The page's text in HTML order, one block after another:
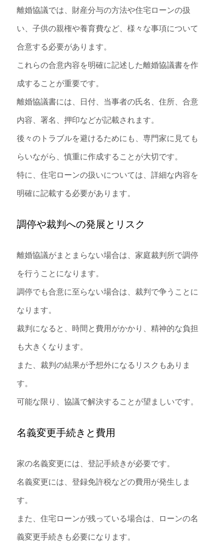
離婚協議では、財産分与の方法や住宅ローンの扱
い、子供の親権や養育費など、様々な事項について
合意する必要があります。
これらの合意内容を明確に記述した離婚協議書を作
成することが重要です。
離婚協議書には、日付、当事者の氏名、住所、合意
内容、署名、押印などが記載されます。
後々のトラブルを避けるためにも、専門家に見ても
らいながら、慎重に作成することが大切です。
特に、住宅ローンの扱いについては、詳細な内容を
明確に記載する必要があります。
調停や裁判への発展とリスク
離婚協議がまとまらない場合は、家庭裁判所で調停
を行うことになります。
調停でも合意に至らない場合は、裁判で争うことに
なります。
裁判になると、時間と費用がかかり、精神的な負担
も大きくなります。
また、裁判の結果が予想外になるリスクもありま
す。
可能な限り、協議で解決することが望ましいです。
名義変更手続きと費用
家の名義変更には、登記手続きが必要です。
名義変更には、登録免許税などの費用が発生しま
す。
また、住宅ローンが残っている場合は、ローンの名
義変更手続きも必要になります。